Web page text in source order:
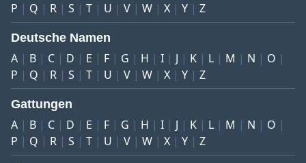
P
Q R S T U V W X Y Z
Deutsche Namen
A B C D E F G H I J K L M N
O
P
Q R S T U V W X Y Z
Gattungen
A B C D E F G H I J K L M N
O
P
Q R S T U V W X Y Z